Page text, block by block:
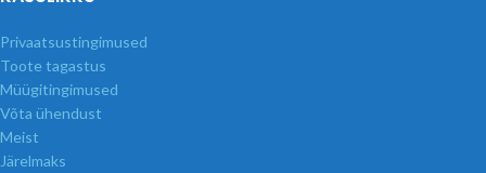
Privaatsustingimused
Toote tagastus
Müügitingimused
Võta ühendust
Meist
Järelmaks